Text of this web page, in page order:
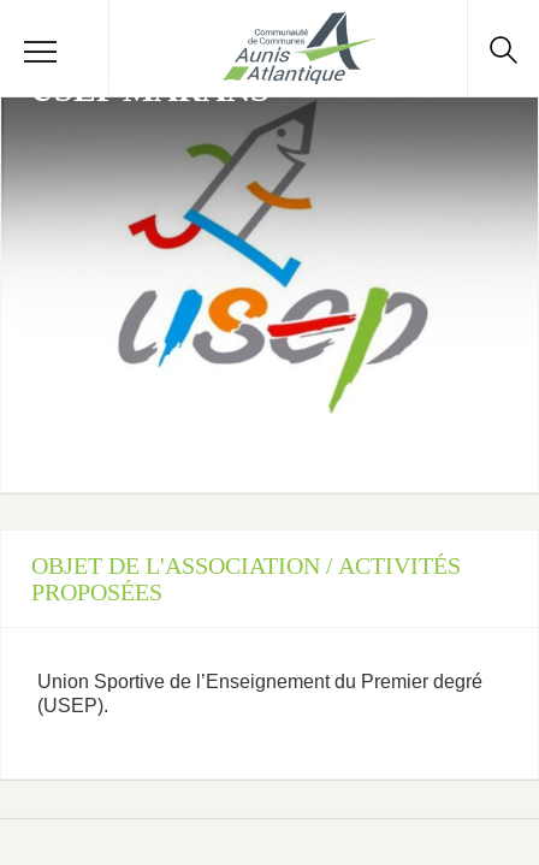
USEP MARANS
OBJET DE L'ASSOCIATION / ACTIVITÉS
PROPOSÉES
Union Sportive de l’Enseignement du Premier degré
(USEP).